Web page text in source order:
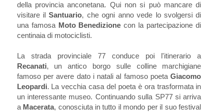
della provincia anconetana. Qui non si può mancare di
visitare ilSantuario, che ogni anno vede lo svolgersi di
una famosa Moto Benedizione con la partecipazione di
centinaia di motociclisti.
La strada provinciale 77 conduce poi l'itinerario a
Recanati, un antico borgo sulle colline marchigiane
famoso per avere dato i natali al famoso poetaGiacomo
Leopardi. La vecchia casa del poeta è ora trasformata in
un interessante museo. Continuando sulla SP77 si arriva
a Macerata, conosciuta in tutto il mondo per il suo festival